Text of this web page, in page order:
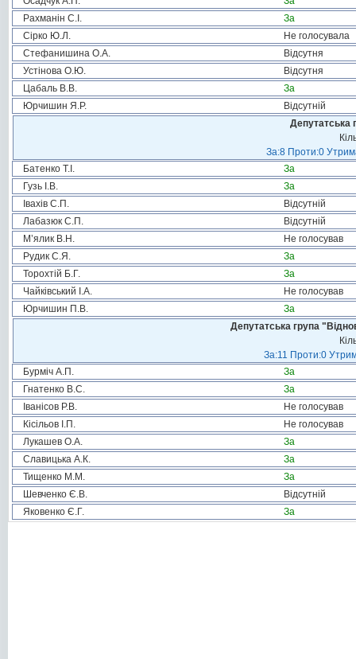
Рахманін С.І.
За
Сірко Ю.Л.
Не голосувала
Стефанишина О.А.
Відсутня
Устінова О.Ю.
Відсутня
Цабаль В.В.
За
Юрчишин Я.Р.
Відсутній
Депутатська
За:8 Проти:0
Батенко Т.І.
За
Гузь І.В.
За
Івахів С.П.
Відсутній
Лабазюк С.П.
Відсутній
М’ялик В.Н.
Не голосував
Рудик С.Я.
За
Торохтій Б.Г.
За
Чайківський І.А.
Не голосував
Юрчишин П.В.
За
Депутатська група
За:11 Проти:0
Бурміч А.П.
За
Гнатенко В.С.
За
Іванісов Р.В.
Не голосував
Кісільов І.П.
Не голосував
Лукашев О.А.
За
Славицька А.К.
За
Тищенко М.М.
За
Шевченко Є.В.
Відсутній
Яковенко Є.Г.
За